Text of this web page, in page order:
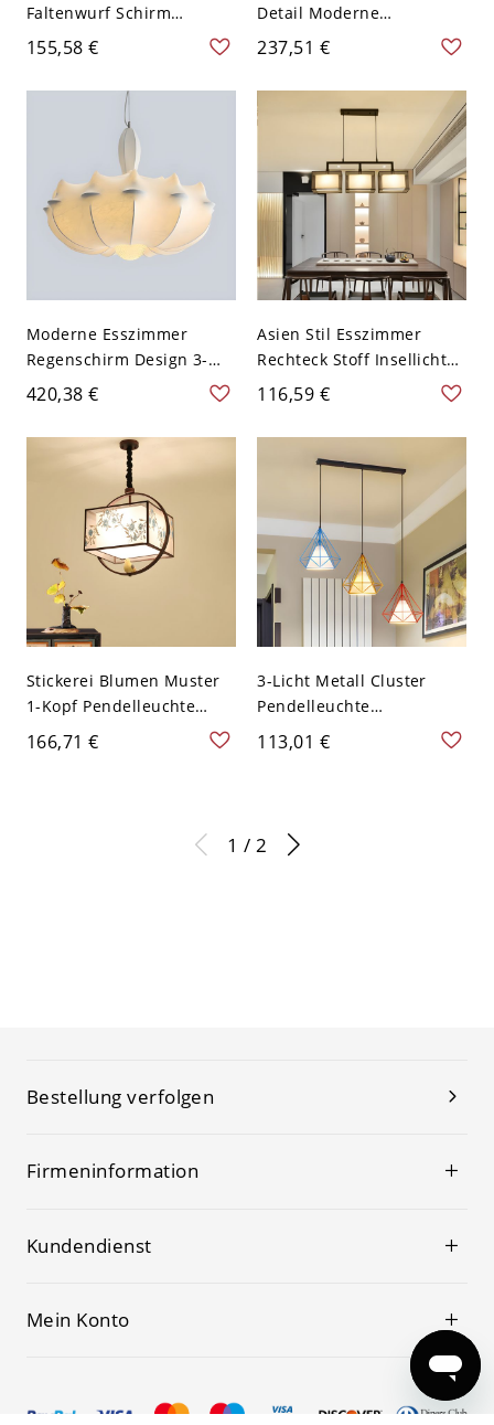
Faltenwurf Schirm
Halbdeckenlampe Barrel
Form Beige 4-Birne
Deckenleuchte - Beige
155,58 €
Detail Moderne
Wohnraum Pendelleuchte
Kegel Beige Faltenwurf 3-
Kopf Pendellampe - 110V-
120V Holz 3 Kegel
237,51 €
Moderne Esszimmer
Regenschirm Design 3-
Birne Pendelleuchte
- 110V-120V Weiß 59,69
420,38 €
Asien Stil Esszimmer
Rechteck Stoff Insellichter
Rechter Winkel Schwarzer
120V Schwarz 3
116,59 €
Stickerei Blumen Muster
1-Kopf Pendelleuchte
Asien Stil Esszimmer
Quadrat Stoff Schwarzer
166,71 €
3-Licht Metall Cluster
Pendelleuchte
Minimalistisch Rot-Gelb-
Blau Diamant Käfig
Baldachin
113,01 €
1 / 2
Bestellung verfolgen
Firmeninformation
Kundendienst
Mein Konto